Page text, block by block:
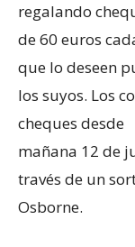
regalando
de 60 euros
que lo deseen
los suyos. Los
cheques desde
mañana 12 de
través de un
Osborne.